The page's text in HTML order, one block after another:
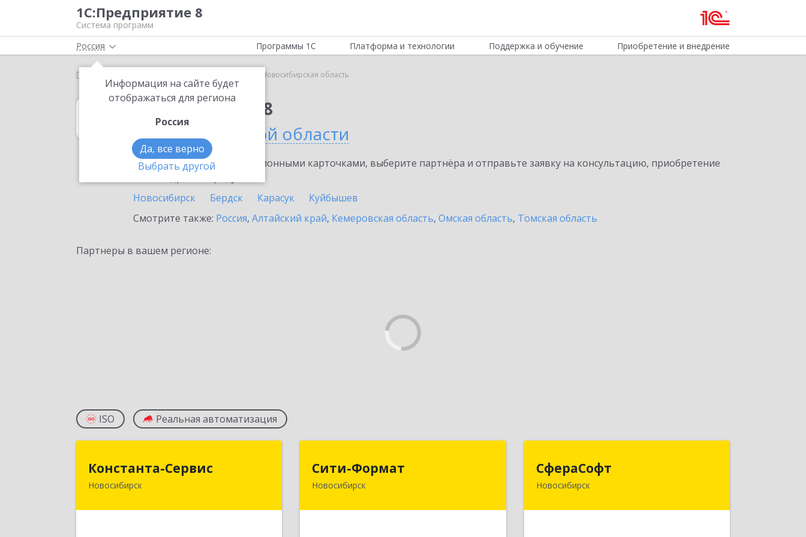
1С:Предприятие 8
Система программ
Россия
Информация на сайте будет
отображаться для региона
Россия
Да, все верно
Выбрать другой
Программы 1С Платформа и технологии Поддержка и обучение Приобретение и внедрение
Главная Новосибирская область
1С:Упрощенка 8
в Новосибирской области
Ознакомьтесь с информационными карточками, выберите партнёра и отправьте заявку на консультацию, приобретение
Новосибирск
Бердск Карасук
Куйбышев
Смотрите также: Россия, Алтайский край, Кемеровская область, Омская область, Томская область
Партнеры в вашем регионе:
ISO Реальная автоматизация
Константа-Сервис
Новосибирск630129, Новосибирская обл,
Сити-Формат
Новосибирск630008, Новосибирская обл,
СфераСофт
Новосибирск633100, Новосибирская обл,